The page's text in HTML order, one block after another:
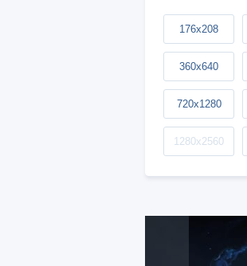
176x208
360x640
720x1280
1280x2560